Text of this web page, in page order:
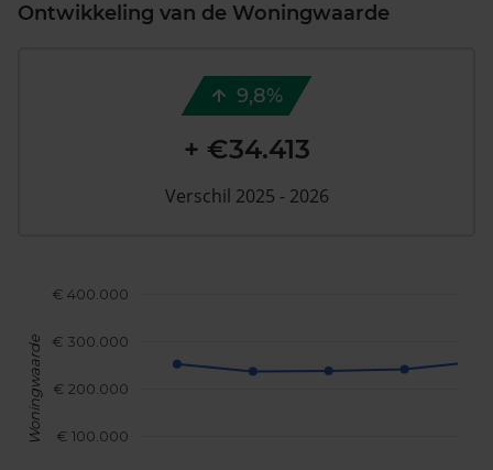
Ontwikkeling van de Woningwaarde
€ 100.000
€ 200.000
€ 300.000
€ 400.000
Woningwaarde
9,8%
+ €34.413
Verschil 2025 - 2026